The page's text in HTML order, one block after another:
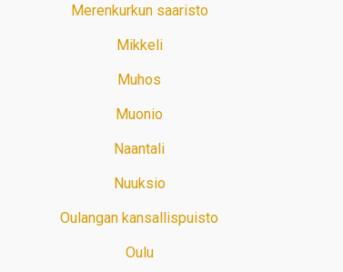
Merenkurkun saaristo
Mikkeli
Muhos
Muonio
Naantali
Nuuksio
Oulangan kansallispuisto
Oulu